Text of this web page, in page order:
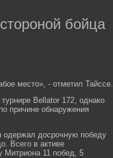
бойца
место», - отметил Тайссе.
Bellator 172, однако
причине обнаружения
одержал досрочную победу
Всего в активе
Митриона 11 побед, 5